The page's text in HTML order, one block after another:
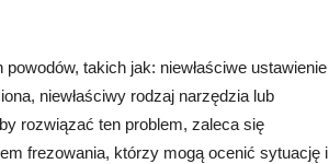
takich jak: niewłaściwe ustawienie
niewłaściwy rodzaj narzędzia lub
rozwiązać ten problem, zaleca się
frezowania, którzy mogą ocenić sytuację i